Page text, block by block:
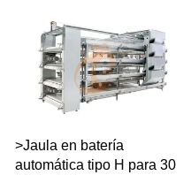
24 horas. Números de
WhatsApp: +8618830120193,
+234 8111199996
>Jaula en batería
automática tipo H para 30